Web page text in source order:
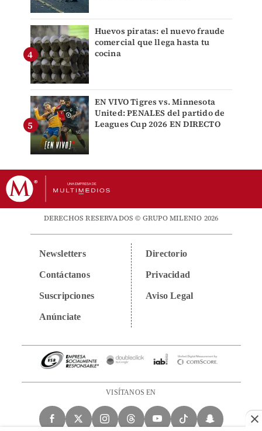
Huevos piratas: el nuevo fraude
comercial que llega hasta tu
cocina
EN VIVO Tigres vs. Minnesota
United: PENALES del partido de
Leagues Cup 2026 EN DIRECTO
DERECHOS RESERVADOS © GRUPO MILENIO 2026
Newsletters
Contáctanos
Suscripciones
Anúnciate
Directorio
Privacidad
Aviso Legal
VISÍTANOS EN